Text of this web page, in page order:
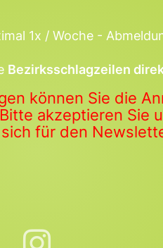
1x / Woche -
Bezirksschlagzeilen
können Sie die
akzeptieren Sie
für den